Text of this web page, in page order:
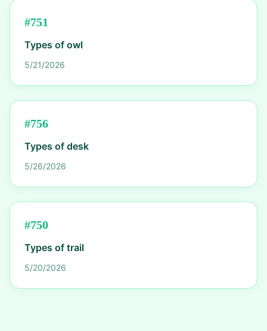
#751
Types of owl
5/21/2026
#756
Types of desk
5/26/2026
#750
Types of trail
5/20/2026